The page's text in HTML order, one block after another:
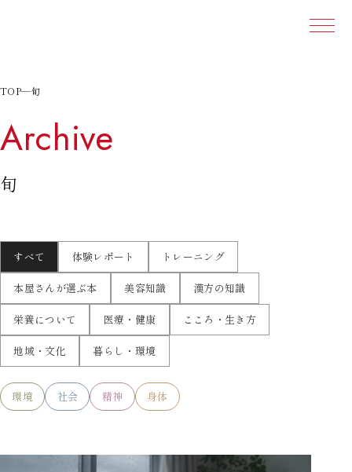
本文ま
TOP—旬
Archive
旬
すべて 体験レポート トレーニング
本屋さんが選ぶ本 美容知識 漢方の知識
栄養について 医療・健康 こころ・生き方
地域・文化 暮らし・環境
環境 社会 精神 身体